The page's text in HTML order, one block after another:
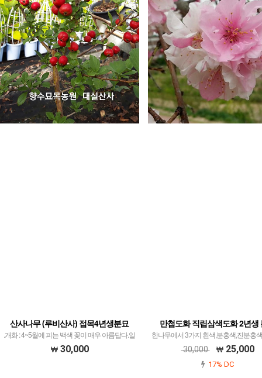
산사나무 (루비산사) 접목4년생분묘
.개화 : 4~5월에 피는 백색 꽃이 매우 아름답다.일
반 산사보다 열매의 크기가 3~4배가 큰 최신품종
30,000
만첩도화 직립삼색도화 2년생
한나무에서 3가지 흰색,분홍색,진분홍
피는 품종
30,000 25,000
17% DC